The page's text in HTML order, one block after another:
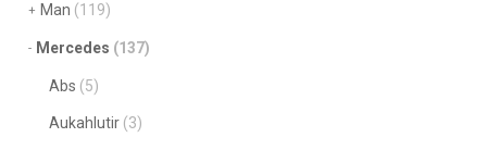
Man (119)
Mercedes (137)
Abs (5)
Aukahlutir (3)